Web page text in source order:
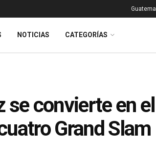
NOTICIAS CATEGORÍAS
se convierte en
Grand Slam